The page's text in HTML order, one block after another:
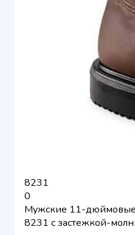
8231
0
Мужские 11-дюймовые
8231 с застежкой-